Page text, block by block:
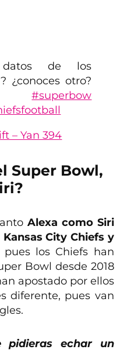
de los
? ¿conoces otro?
#superbow
– Yan 394
Super Bowl,
Alexa como Siri
City Chiefs y
pues los Chiefs han
Bowl desde 2018
apostado por ellos
diferente, pues van
pidieras echar un